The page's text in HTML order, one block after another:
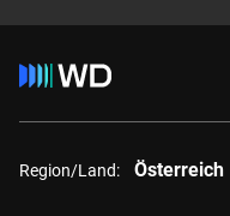
Region/Land: Österreich